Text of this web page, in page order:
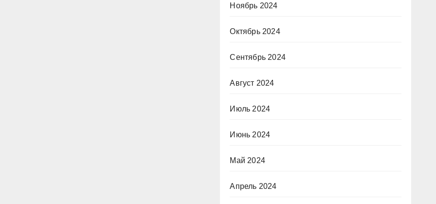
Ноябрь 2024
Октябрь 2024
Сентябрь 2024
Август 2024
Июль 2024
Июнь 2024
Май 2024
Апрель 2024